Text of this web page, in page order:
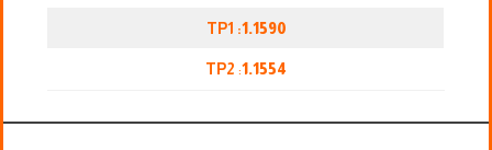
TP1 :1.1590
TP2 :1.1554